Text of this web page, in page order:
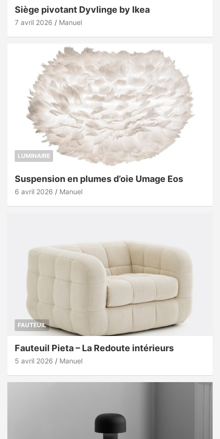
Siège pivotant Dyvlinge by Ikea
7 avril 2026 Manuel
LUMINAIRE
Suspension en plumes d’oie Umage Eos
6 avril 2026 Manuel
FAUTEUIL
Fauteuil Pieta – La Redoute intérieurs
5 avril 2026 Manuel